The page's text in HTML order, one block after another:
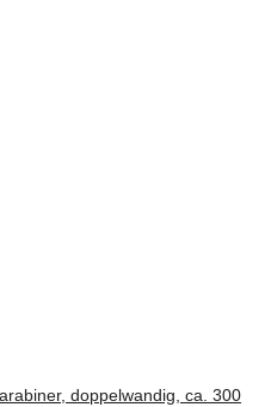
doppelwandig, ca. 300